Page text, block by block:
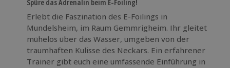
Erlebt die Faszination des E-Foilings in
Mundelsheim, im Raum Gemmrigheim. Ihr gleitet
mühelos über das Wasser, umgeben von der
traumhaften Kulisse des Neckars. Ein erfahrener
Trainer gibt euch eine umfassende Einführung in